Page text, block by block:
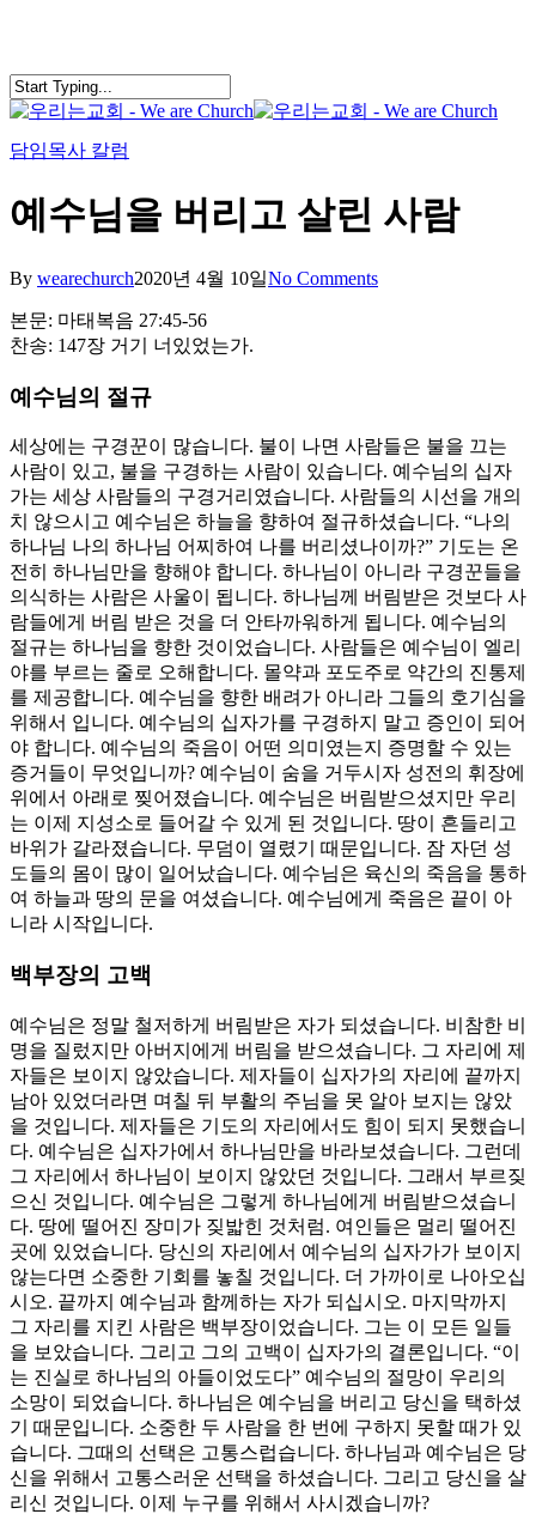
content
담임목사 칼럼
예수님을 버리고 살린 사람
By wearechurch2020년 4월 10일No Comments
본문: 마태복음 27:45-56
찬송: 147장 거기 너있었는가.
예수님의 절규
세상에는 구경꾼이 많습니다. 불이 나면 사람들은 불을 끄는
사람이 있고, 불을 구경하는 사람이 있습니다. 예수님의 십자
가는 세상 사람들의 구경거리였습니다. 사람들의 시선을 개의
치 않으시고 예수님은 하늘을 향하여 절규하셨습니다. “나의
하나님 나의 하나님 어찌하여 나를 버리셨나이까?” 기도는 온
전히 하나님만을 향해야 합니다. 하나님이 아니라 구경꾼들을
의식하는 사람은 사울이 됩니다. 하나님께 버림받은 것보다 사
람들에게 버림 받은 것을 더 안타까워하게 됩니다. 예수님의
절규는 하나님을 향한 것이었습니다. 사람들은 예수님이 엘리
야를 부르는 줄로 오해합니다. 몰약과 포도주로 약간의 진통제
를 제공합니다. 예수님을 향한 배려가 아니라 그들의 호기심을
위해서 입니다. 예수님의 십자가를 구경하지 말고 증인이 되어
야 합니다. 예수님의 죽음이 어떤 의미였는지 증명할 수 있는
증거들이 무엇입니까? 예수님이 숨을 거두시자 성전의 휘장에
위에서 아래로 찢어졌습니다. 예수님은 버림받으셨지만 우리
는 이제 지성소로 들어갈 수 있게 된 것입니다. 땅이 흔들리고
바위가 갈라졌습니다. 무덤이 열렸기 때문입니다. 잠 자던 성
도들의 몸이 많이 일어났습니다. 예수님은 육신의 죽음을 통하
여 하늘과 땅의 문을 여셨습니다. 예수님에게 죽음은 끝이 아
니라 시작입니다.
백부장의 고백
예수님은 정말 철저하게 버림받은 자가 되셨습니다. 비참한 비
명을 질렀지만 아버지에게 버림을 받으셨습니다. 그 자리에 제
자들은 보이지 않았습니다. 제자들이 십자가의 자리에 끝까지
남아 있었더라면 며칠 뒤 부활의 주님을 못 알아 보지는 않았
을 것입니다. 제자들은 기도의 자리에서도 힘이 되지 못했습니
다. 예수님은 십자가에서 하나님만을 바라보셨습니다. 그런데
그 자리에서 하나님이 보이지 않았던 것입니다. 그래서 부르짖
으신 것입니다. 예수님은 그렇게 하나님에게 버림받으셨습니
다. 땅에 떨어진 장미가 짖밟힌 것처럼. 여인들은 멀리 떨어진
곳에 있었습니다. 당신의 자리에서 예수님의 십자가가 보이지
않는다면 소중한 기회를 놓칠 것입니다. 더 가까이로 나아오십
시오. 끝까지 예수님과 함께하는 자가 되십시오. 마지막까지
그 자리를 지킨 사람은 백부장이었습니다. 그는 이 모든 일들
을 보았습니다. 그리고 그의 고백이 십자가의 결론입니다. “이
는 진실로 하나님의 아들이었도다” 예수님의 절망이 우리의
소망이 되었습니다. 하나님은 예수님을 버리고 당신을 택하셨
기 때문입니다. 소중한 두 사람을 한 번에 구하지 못할 때가 있
습니다. 그때의 선택은 고통스럽습니다. 하나님과 예수님은 당
신을 위해서 고통스러운 선택을 하셨습니다. 그리고 당신을 살
리신 것입니다. 이제 누구를 위해서 사시겠습니까?